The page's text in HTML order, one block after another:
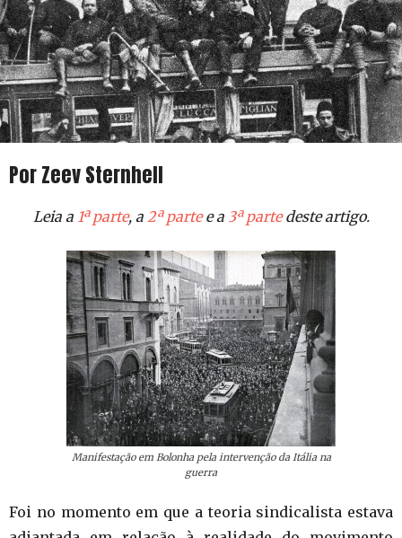
Por Zeev Sternhell
Leia a 1ª parte, a 2ª partee a 3ª partedeste artigo.
Manifestação em Bolonha pela intervenção da Itália na
guerra
Foi no momento em que a teoria sindicalista estava